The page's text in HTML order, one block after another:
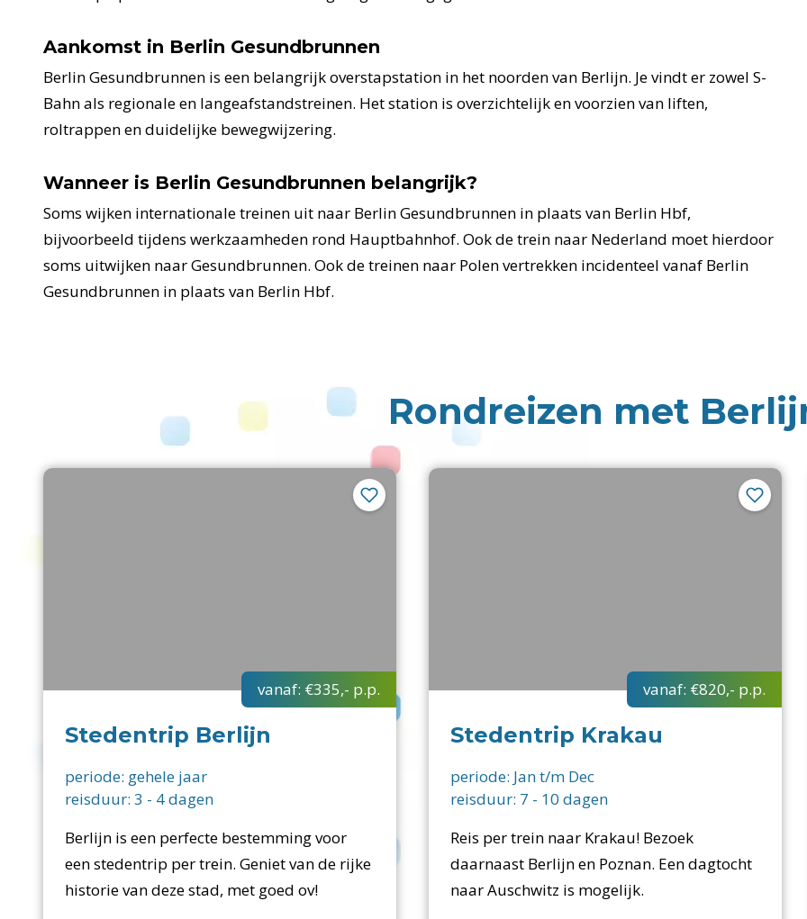
Aankomst in Berlin Gesundbrunnen
Berlin Gesundbrunnen is een belangrijk overstapstation in het noorden van Berlijn. Je vindt er zowel S-
Bahn als regionale en langeafstandstreinen. Het station is overzichtelijk en voorzien van liften,
roltrappen en duidelijke bewegwijzering.
Wanneer is Berlin Gesundbrunnen belangrijk?
Soms wijken internationale treinen uit naar Berlin Gesundbrunnen in plaats van Berlin Hbf,
bijvoorbeeld tijdens werkzaamheden rond Hauptbahnhof. Ook de trein naar Nederland moet hierdoor
soms uitwijken naar Gesundbrunnen. Ook de treinen naar Polen vertrekken incidenteel vanaf Berlin
Gesundbrunnen in plaats van Berlin Hbf.
Rondreizen met
vanaf: €335,- p.p.
Stedentrip Berlijn
periode: gehele jaar
reisduur: 3 - 4dagen
Berlijn is een perfecte bestemming voor
een stedentrip per trein. Geniet van de rijke
historie van deze stad, met goed ov!
vanaf: €820,- p.p.
Stedentrip Krakau
periode: Jan t/m Dec
reisduur: 7 - 10 dagen
Reis per trein naar Krakau! Bezoek
daarnaast Berlijn en Poznan. Een dagtocht
naar Auschwitz is mogelijk.